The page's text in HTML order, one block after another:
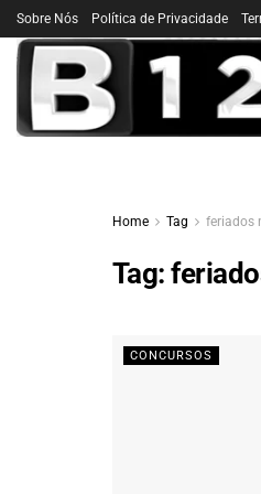
Sobre Nós Política de Privacidade
Home Tag feriados
Tag:
CONCURSOS